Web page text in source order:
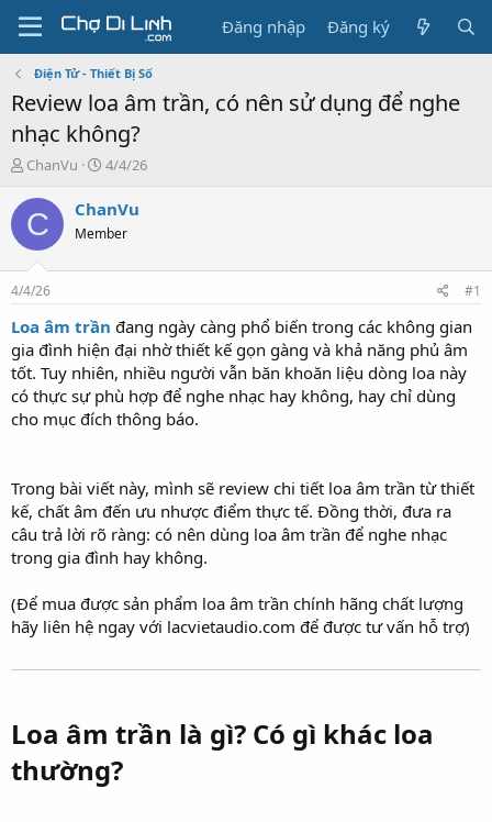
Đăng nhập Đăng ký
Điện Tử - Thiết Bị Số
Review loa âm trần, có nên sử dụng để nghe
nhạc không?
T
r
e
a
s
t
a
t
e
r
ChanVu
N
à
y
g
4/4/26
C ChanVu
Member
4/4/26 #1
Loa âm trần đang ngày càng phổ biến trong các không gian
gia đình hiện đại nhờ thiết kế gọn gàng và khả năng phủ âm
tốt. Tuy nhiên, nhiều người vẫn băn khoăn liệu dòng loa này
có thực sự phù hợp để nghe nhạc hay không, hay chỉ dùng
cho mục đích thông báo.
Trong bài viết này, mình sẽ review chi tiết loa âm trần từ thiết
kế, chất âm đến ưu nhược điểm thực tế. Đồng thời, đưa ra
câu trả lời rõ ràng: có nên dùng loa âm trần để nghe nhạc
trong gia đình hay không.
(Để mua được sản phẩm loa âm trần chính hãng chất lượng
hãy liên hệ ngay với lacvietaudio.com để được tư vấn hỗ trợ)
Loa âm trần là gì? Có gì khác loa
thường?​